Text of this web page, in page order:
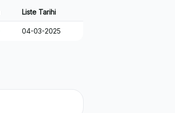
Liste Tarihi
04-03-2025